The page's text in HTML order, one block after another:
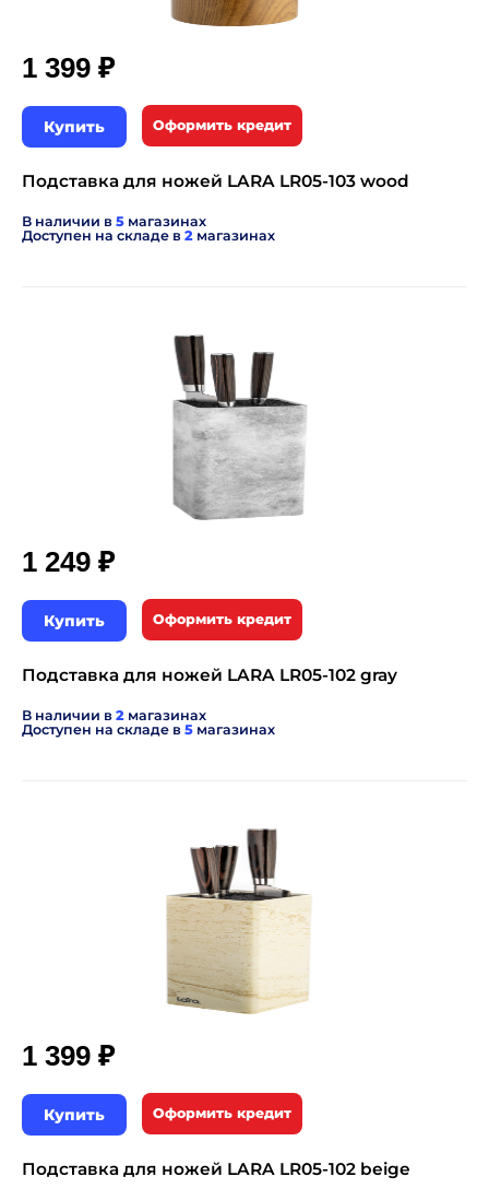
1 399 ₽
Купить Оформить кредит
Подставка для ножей LARA LR05-103 wood
В наличии в 5 магазинах
Доступен на складе в 2 магазинах
1 249 ₽
Купить Оформить кредит
Подставка для ножей LARA LR05-102 gray
В наличии в 2 магазинах
Доступен на складе в 5 магазинах
1 399 ₽
Купить Оформить кредит
Подставка для ножей LARA LR05-102 beige